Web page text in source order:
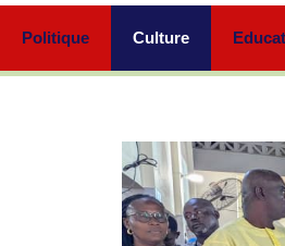
Politique Culture